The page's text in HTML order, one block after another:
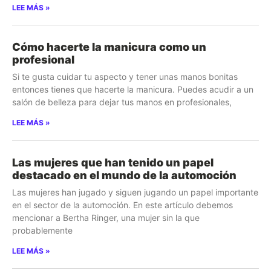
LEE MÁS »
Cómo hacerte la manicura como un
profesional
Si te gusta cuidar tu aspecto y tener unas manos bonitas
entonces tienes que hacerte la manicura. Puedes acudir a un
salón de belleza para dejar tus manos en profesionales,
LEE MÁS »
Las mujeres que han tenido un papel
destacado en el mundo de la automoción
Las mujeres han jugado y siguen jugando un papel importante
en el sector de la automoción. En este artículo debemos
mencionar a Bertha Ringer, una mujer sin la que
probablemente
LEE MÁS »